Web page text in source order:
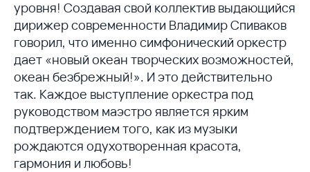
уровня! Создавая свой коллектив выдающийся
дирижер современности Владимир Спиваков
говорил, что именно симфонический оркестр
дает «новый океан творческих возможностей,
океан безбрежный!». И это действительно
так. Каждое выступление оркестра под
руководством маэстро является ярким
подтверждением того, как из музыки
рождаются одухотворенная красота,
гармония и любовь!